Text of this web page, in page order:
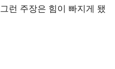
런 주장은 힘이 빠지게 됐